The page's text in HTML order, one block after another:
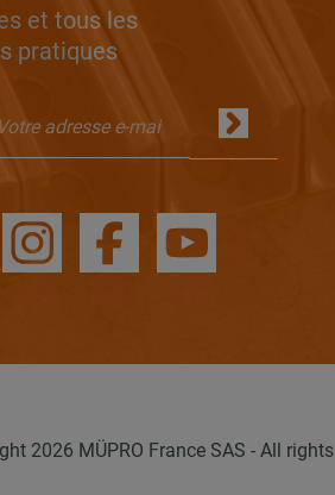
et tous les
pratiques
2026 MÜPRO France SAS - All rights